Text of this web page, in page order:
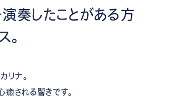
奏したことがある方
。
リナ。
される響きです。